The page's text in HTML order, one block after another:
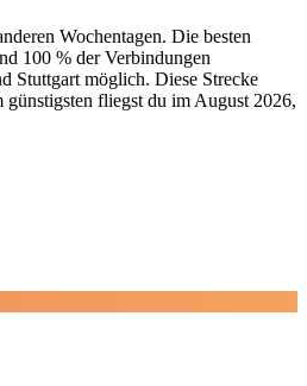
Wochentagen. Die besten
100 % der Verbindungen
Stuttgart möglich. Diese Strecke
günstigsten fliegst du im August 2026,